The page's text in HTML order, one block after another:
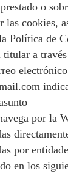
o
las cookies,
Política de
titular a
electrónico
por la
por
en los